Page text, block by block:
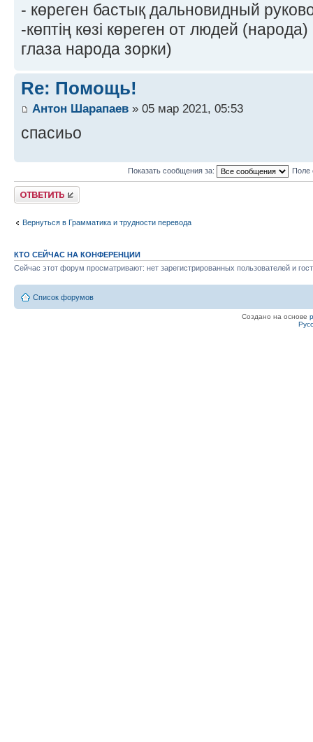
- көреген бастық дальновидный
-көптің көзі көреген от людей
глаза наpода зоpки)
Re: Помощь!
Антон Шарапаев » 05 мар 2021, 05:53
спасиьо
Показать сообщения за: Поле
Ответить
Вернуться в Грамматика и трудности перевода
КТО СЕЙЧАС НА КОНФЕРЕНЦИИ
Сейчас этот форум просматривают: нет зарегистрированных пользователей и
Список форумов
Создано на основе